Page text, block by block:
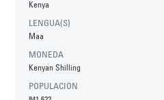
Kenya
LENGUA(S)
Maa
MONEDA
Kenyan Shilling
POPULACION